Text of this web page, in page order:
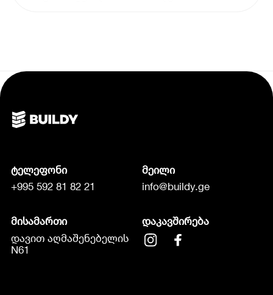
ტელეფონი
+995 592 81 82 21
მეილი
info@buildy.ge
მისამართი
დავით აღმაშენებელის
N61
დაკავშირება